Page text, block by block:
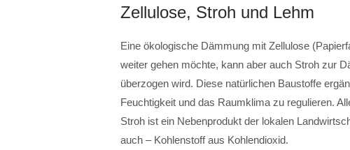
Zellulose, Stroh und Lehm
Eine ökologische Dämmung mit Zellulose
weiter gehen möchte, kann aber auch Stroh zur
überzogen wird. Diese natürlichen Baustoffe
Feuchtigkeit und das Raumklima zu regulieren.
Stroh ist ein Nebenprodukt der lokalen
auch – Kohlenstoff aus Kohlendioxid.